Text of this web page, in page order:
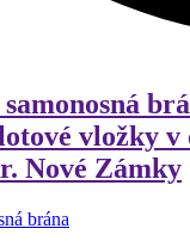
vložky v
Nové Zámky
brána